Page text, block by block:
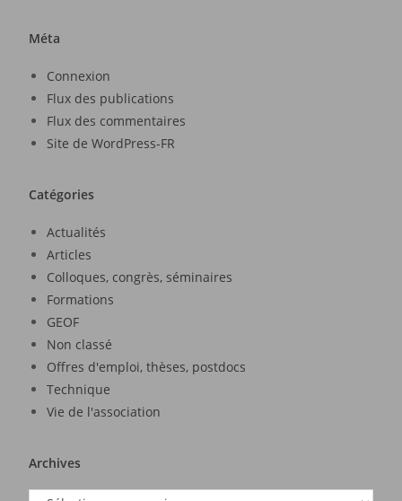
Méta
Connexion
Flux des publications
Flux des commentaires
Site de WordPress-FR
Catégories
Actualités
Articles
Colloques, congrès, séminaires
Formations
GEOF
Non classé
Offres d'emploi, thèses, postdocs
Technique
Vie de l'association
Archives